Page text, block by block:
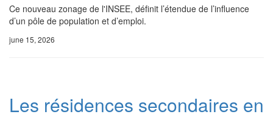
Ce nouveau zonage de l'INSEE, définit l’étendue de l’influence
d’un pôle de population et d’emploi.
june 15, 2026
Les résidences secondaires en